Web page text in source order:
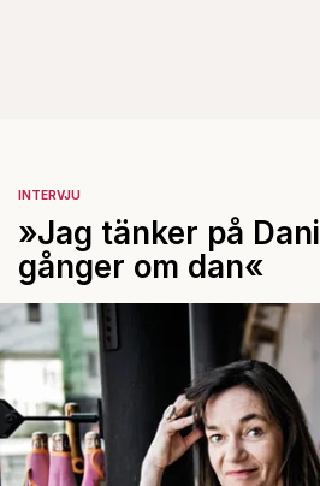
INTERVJU
»Jag tänker på
gånger om dan«